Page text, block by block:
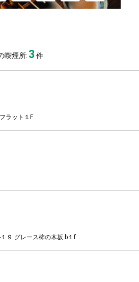
喫煙所: 3 件
ラット１F
９ グレース柿の木坂 b１f